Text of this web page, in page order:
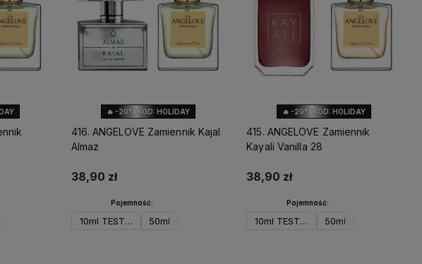
🔥 -20% KOD: HOLIDAY
416. ANGELOVE Zamiennik Kajal
Almaz
38,90 zł
Pojemność:
10ml TESTER 50ml
🔥 -20% KOD: HOLIDAY
415. ANGELOVE Zamiennik
Kayali Vanilla 28
38,90 zł
Pojemność:
10ml TESTER 50ml